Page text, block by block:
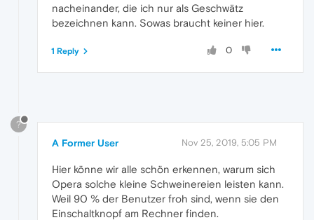
nacheinander, die ich nur als Geschwätz
bezeichnen kann. Sowas braucht keiner hier.
0
1 Reply
?
A Former User Nov 25, 2019, 5:05 PM
Hier könne wir alle schön erkennen, warum sich
Opera solche kleine Schweinereien leisten kann.
Weil 90 % der Benutzer froh sind, wenn sie den
Einschaltknopf am Rechner finden.